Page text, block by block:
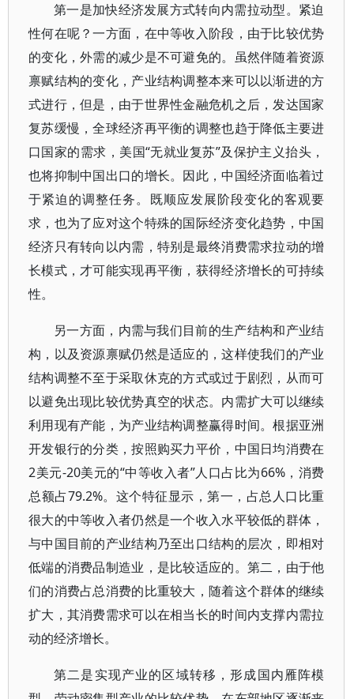
第一是加快经济发展方式转向内需拉动型。紧迫
性何在呢？一方面，在中等收入阶段，由于比较优势
的变化，外需的减少是不可避免的。虽然伴随着资源
禀赋结构的变化，产业结构调整本来可以以渐进的方
式进行，但是，由于世界性金融危机之后，发达国家
复苏缓慢，全球经济再平衡的调整也趋于降低主要进
口国家的需求，美国“无就业复苏”及保护主义抬头，
也将抑制中国出口的增长。因此，中国经济面临着过
于紧迫的调整任务。既顺应发展阶段变化的客观要
求，也为了应对这个特殊的国际经济变化趋势，中国
经济只有转向以内需，特别是最终消费需求拉动的增
长模式，才可能实现再平衡，获得经济增长的可持续
性。
另一方面，内需与我们目前的生产结构和产业结
构，以及资源禀赋仍然是适应的，这样使我们的产业
结构调整不至于采取休克的方式或过于剧烈，从而可
以避免出现比较优势真空的状态。内需扩大可以继续
利用现有产能，为产业结构调整赢得时间。根据亚洲
开发银行的分类，按照购买力平价，中国日均消费在
2美元-20美元的“中等收入者”人口占比为66%，消费
总额占79.2%。这个特征显示，第一，占总人口比重
很大的中等收入者仍然是一个收入水平较低的群体，
与中国目前的产业结构乃至出口结构的层次，即相对
低端的消费品制造业，是比较适应的。第二，由于他
们的消费占总消费的比重较大，随着这个群体的继续
扩大，其消费需求可以在相当长的时间内支撑内需拉
动的经济增长。
第二是实现产业的区域转移，形成国内雁阵模